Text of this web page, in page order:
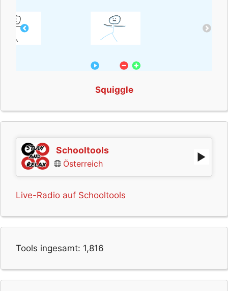
Squiggle
Schooltools
Österreich
Live-Radio auf Schooltools
Tools ingesamt: 1,816